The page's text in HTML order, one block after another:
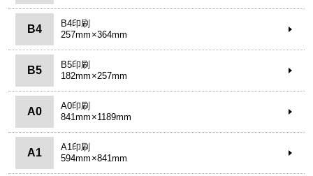
B4
B4印刷
257mm×364mm
B5
B5印刷
182mm×257mm
A0
A0印刷
841mm×1189mm
A1
A1印刷
594mm×841mm